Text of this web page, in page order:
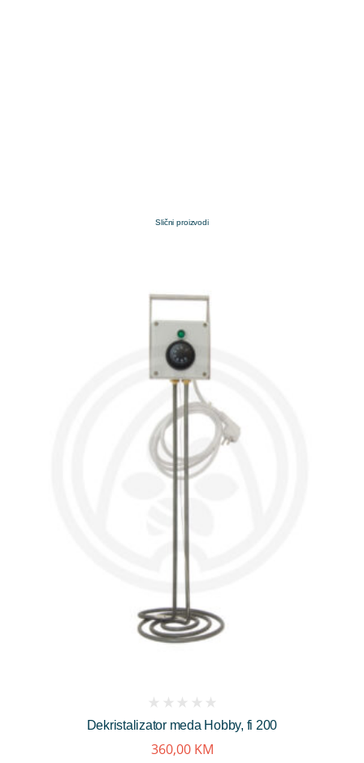
Slični proizvodi
Dekristalizator meda Hobby, fi 200
reviews)
360,00 KM